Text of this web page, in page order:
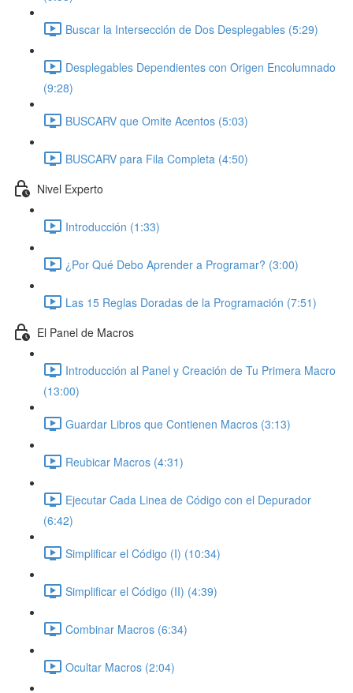
Buscar la Intersección de Dos Desplegables (5:29)
Desplegables Dependientes con Origen Encolumnado
(9:28)
BUSCARV que Omite Acentos (5:03)
BUSCARV para Fila Completa (4:50)
Nivel Experto
Introducción (1:33)
¿Por Qué Debo Aprender a Programar? (3:00)
Las 15 Reglas Doradas de la Programación (7:51)
El Panel de Macros
Introducción al Panel y Creación de Tu Primera Macro
(13:00)
Guardar Libros que Contienen Macros (3:13)
Reubicar Macros (4:31)
Ejecutar Cada Linea de Código con el Depurador
(6:42)
Simplificar el Código (I) (10:34)
Simplificar el Código (II) (4:39)
Combinar Macros (6:34)
Ocultar Macros (2:04)